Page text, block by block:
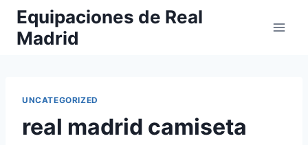
Saltar
contenido
Equipaciones de Real
Madrid
UNCATEGORIZED
real madrid camiseta